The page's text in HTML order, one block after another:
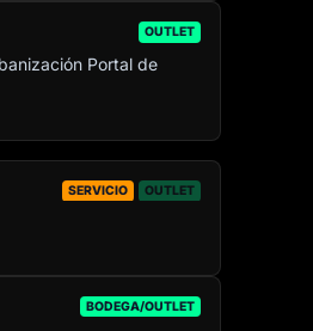
OUTLET
Portal de
BODEGA/OUTLET
SERVICIO OUTLET